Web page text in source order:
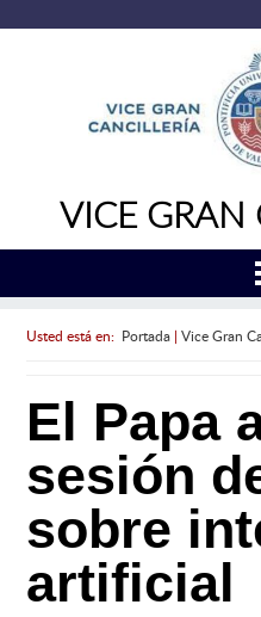
VICE GRAN
Usted está en: Portada| Vice Gran
El Papa
sesión
sobre
artificial